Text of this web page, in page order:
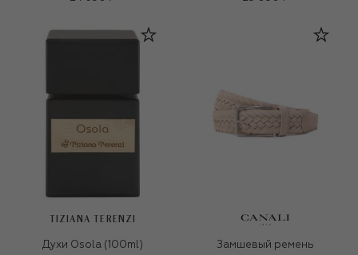
TIZIANA TERENZI
Духи Osola (100ml)
Замшевый ремень